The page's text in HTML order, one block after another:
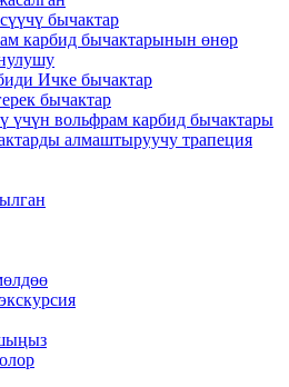
бычактар
карбид бычактарынын өнөр
Ичке бычактар
бычактар
үчүн вольфрам карбид бычактары
алмаштыруучу трапеция